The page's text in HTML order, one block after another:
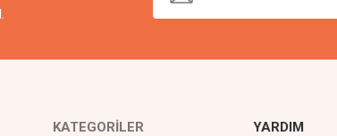
KATEGORİLER YARDIM